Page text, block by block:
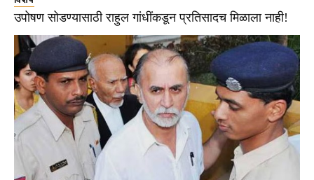
उपोषण सोडण्यासाठी राहुल गांधींकडून प्रतिसादच मिळाला नाही!